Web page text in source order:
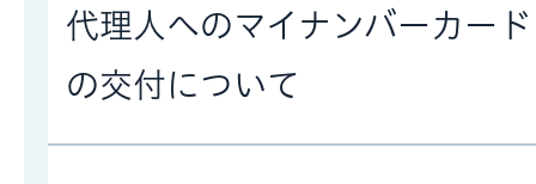
代理人へのマイナンバーカー
の交付について